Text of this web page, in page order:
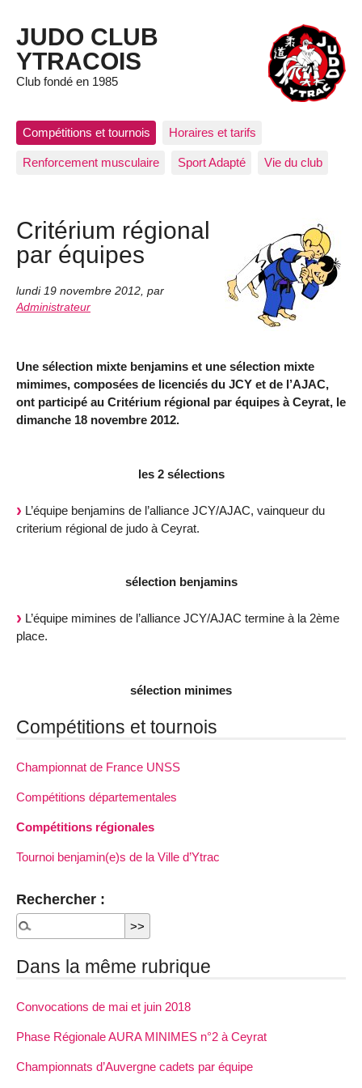
JUDO CLUB
YTRACOIS
Club fondé en 1985
Compétitions et tournois Horaires et tarifs
Renforcement musculaire Sport Adapté Vie du club
Critérium régional
par équipes
lundi 19 novembre 2012 par
Administrateur
Une sélection mixte benjamins et une sélection mixte
mimimes, composées de licenciés du JCY et de l’AJAC,
ont participé au Critérium régional par équipes à Ceyrat, le
dimanche 18 novembre 2012.
les 2 sélections
L’équipe benjamins de l’alliance JCY/AJAC, vainqueur du
criterium régional de judo à Ceyrat.
sélection benjamins
L’équipe mimines de l’alliance JCY/AJAC termine à la 2ème
place.
sélection minimes
Compétitions et tournois
Championnat de France UNSS
Compétitions départementales
Compétitions régionales
Tournoi benjamin(e)s de la Ville d’Ytrac
Rechercher :
Dans la même rubrique
Convocations de mai et juin 2018
Phase Régionale AURA MINIMES n°2 à Ceyrat
Championnats d’Auvergne cadets par équipe